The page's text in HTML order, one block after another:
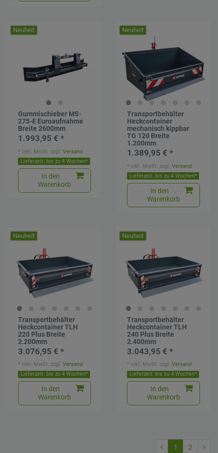
Neuheit
Gummischieber MS-
275-E Euroaufnahme
Breite 2600mm
1.993,95 € *
Lieferzeit: bis zu 4 Wochen*
In den
Warenkorb
* inkl. MwSt. zzgl.Versand
Neuheit
Transportbehälter
Heckcontainer
mechanisch kippbar
TG 120 Breite
1.200mm
1.389,95 € *
Lieferzeit: bis zu 4 Wochen*
In den
Warenkorb
* inkl. MwSt. zzgl.Versand
Neuheit
Transportbehälter
Heckcontainer TLH
220 Plus Breite
2.200mm
3.076,95 € *
Lieferzeit: bis zu 4 Wochen*
In den
Warenkorb
* inkl. MwSt. zzgl.Versand
Neuheit
Transportbehälter
Heckcontainer TLH
240 Plus Breite
2.400mm
3.043,95 € *
Lieferzeit: bis zu 4 Wochen*
In den
Warenkorb
* inkl. MwSt. zzgl.Versand
1 2